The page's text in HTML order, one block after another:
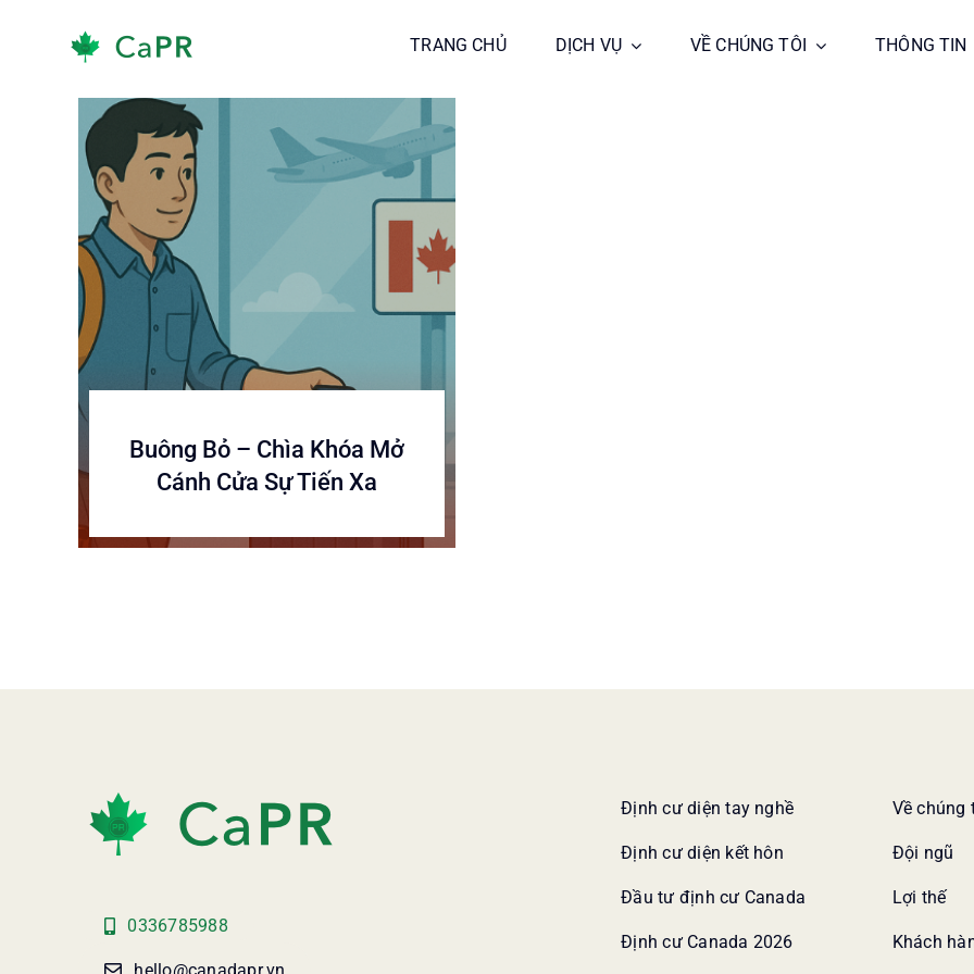
TRANG CHỦ DỊCH VỤ VỀ CHÚNG TÔI THÔNG TIN
TRANG CHỦ DỊCH VỤ VỀ CHÚNG TÔI THÔNG TIN
Buông Bỏ – Chìa Khóa Mở
Cánh Cửa Sự Tiến Xa
0336785988
Định cư diện tay nghề
Định cư diện kết hôn
Đầu tư định cư Canada
Định cư Canada 2026
Về chúng
Đội ngũ
Lợi thế
Khách